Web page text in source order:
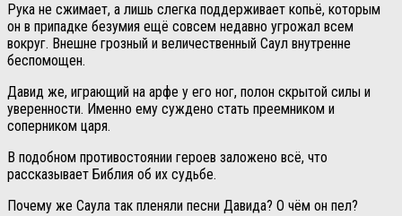
Рука не сжимает, а лишь слегка поддерживает копьё, которым
он в припадке безумия ещё совсем недавно угрожал всем
вокруг. Внешне грозный и величественный Саул внутренне
беспомощен.
Давид же, играющий на арфе у его ног, полон скрытой силы и
уверенности. Именно ему суждено стать преемником и
соперником царя.
В подобном противостоянии героев заложено всё, что
рассказывает Библия об их судьбе.
Почему же Саула так пленяли песни Давида? О чём он пел?